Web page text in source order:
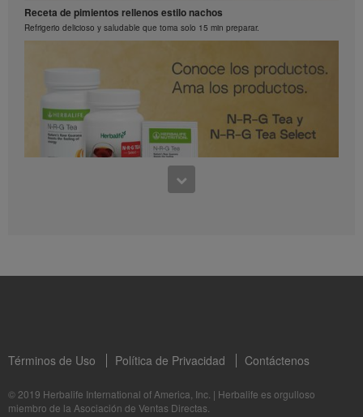
Preguntas frecuentes sobre Bioniq GO: 1
1:06
Receta de pimientos rellenos estilo nachos
Refrigerio delicioso y saludable que toma solo 15 min preparar.
Términos de Uso Política de Privacidad Contáctenos
© 2019 Herbalife International of America, Inc. | Herbalife es orgulloso
miembro de la Asociación de Ventas Directas.